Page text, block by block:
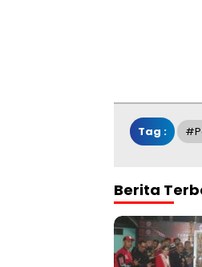
Tag :
Berita